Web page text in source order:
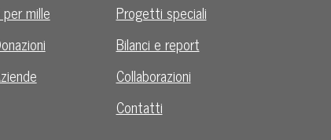
mille
Progetti speciali
Bilanci e report
Collaborazioni
Contatti